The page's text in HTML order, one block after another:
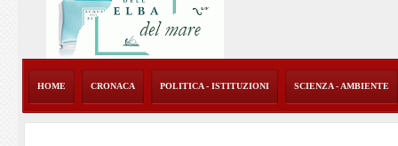
HOME CRONACA POLITICA - ISTITUZIONI SCIENZA - AMBIENTE